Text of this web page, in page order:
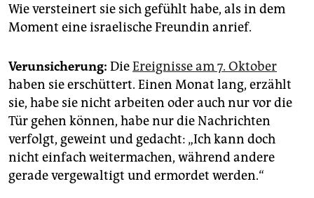
Wie versteinert sie sich gefühlt habe, als in dem
Moment eine israelische Freundin anrief.
Verunsicherung: DieEreignisse am 7. Oktober
haben sie erschüttert. Einen Monat lang, erzählt
sie, habe sie nicht arbeiten oder auch nur vor die
Tür gehen können, habe nur die Nachrichten
verfolgt, geweint und gedacht: „Ich kann doch
nicht einfach weitermachen, während andere
gerade vergewaltigt und ermordet werden.“